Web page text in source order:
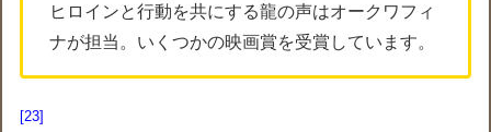
ヒロインと行動を共にする龍の声はオークワフィ
ナが担当。いくつかの映画賞を受賞しています。
23